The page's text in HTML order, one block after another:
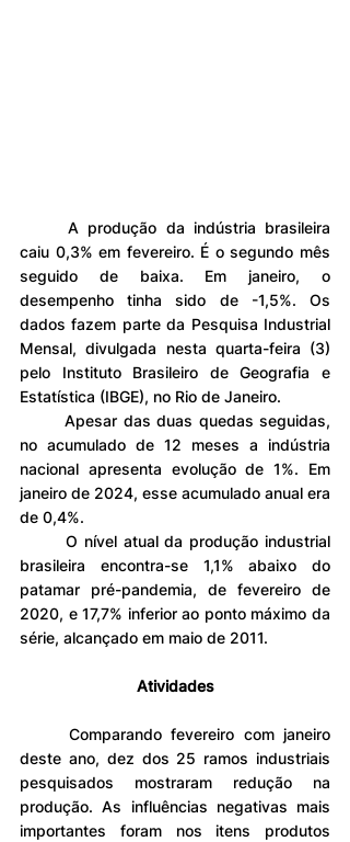
	A produção da indústria brasileira
caiu 0,3% em fevereiro. É o segundo mês
seguido de baixa. Em janeiro, o
desempenho tinha sido de -1,5%. Os
dados fazem parte da Pesquisa Industrial
Mensal, divulgada nesta quarta-feira (3)
pelo Instituto Brasileiro de Geografia e
Estatística (IBGE), no Rio de Janeiro.
	Apesar das duas quedas seguidas,
no acumulado de 12 meses a indústria
nacional apresenta evolução de 1%. Em
janeiro de 2024, esse acumulado anual era
de 0,4%.
brasileira encontra-se 1,1% abaixo do
patamar pré-pandemia, de fevereiro de
2020, e 17,7% inferior ao ponto máximo da
série, alcançado em maio de 2011.
Atividades
deste ano, dez dos 25 ramos industriais
pesquisados mostraram redução na
produção. As influências negativas mais
importantes foram nos itens produtos